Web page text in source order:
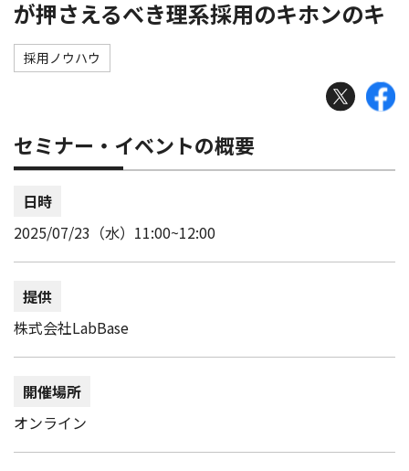
が押さえるべき理系採用のキホンのキ
採用ノウハウ
セミナー・イベントの概要
日時
2025/07/23（水）11:00~12:00
提供
株式会社LabBase
開催場所
オンライン